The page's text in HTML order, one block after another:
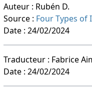
Auteur : Rubén D.
Source : Four Types of
Date : 24/02/2024
Traducteur : Fabrice
Date : 24/02/2024